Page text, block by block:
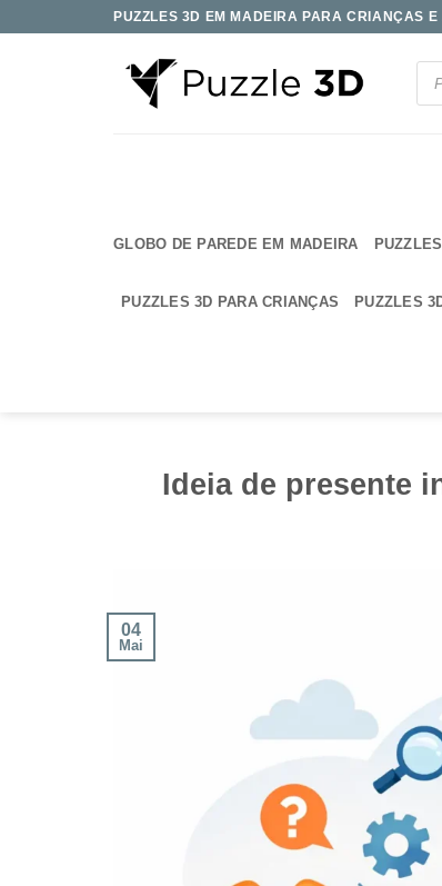
PUZZLES 3D EM MADEIRA PARA CRIANÇAS E
GLOBO DE PAREDE EM MADEIRA
PUZZLES 3D PARA CRIANÇAS PUZZLES
Ideia de presente
04
Mai